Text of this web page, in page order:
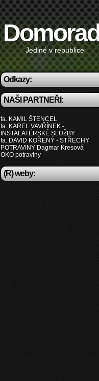
Jediné v republice
Odkazy:
NAŠI PARTNEŘI:
fa. KAMIL ŠTENCEL
fa. KAREL VAVŘÍNEK -
INSTALATÉRSKÉ SLUŽBY
fa. DAVID KOŘENÝ - STŘECHY
POTRAVINY Dagmar Kresová
OKO potraviny
(R) weby: